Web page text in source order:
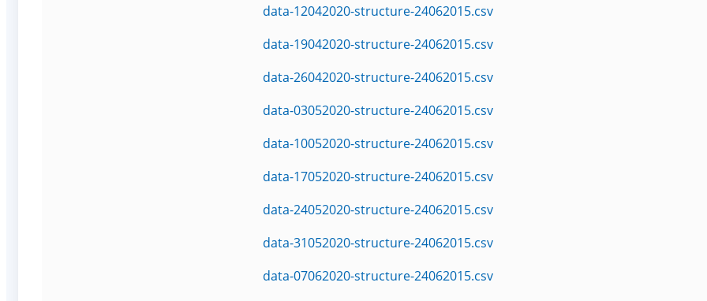
data-12042020-structure-24062015.csv
data-19042020-structure-24062015.csv
data-26042020-structure-24062015.csv
data-03052020-structure-24062015.csv
data-10052020-structure-24062015.csv
data-17052020-structure-24062015.csv
data-24052020-structure-24062015.csv
data-31052020-structure-24062015.csv
data-07062020-structure-24062015.csv